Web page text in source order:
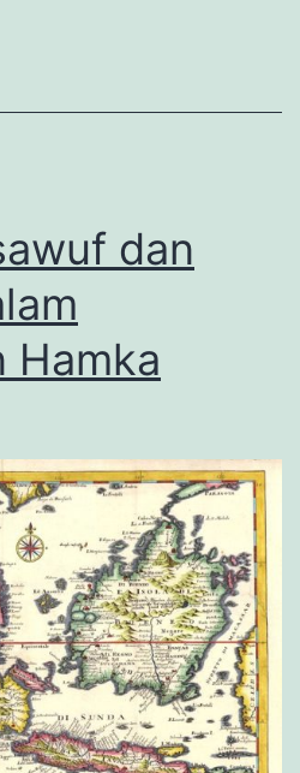
dan
Hamka